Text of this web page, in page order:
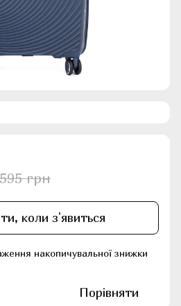
грн
коли з'явиться
накопичувальної знижки
Порівняти